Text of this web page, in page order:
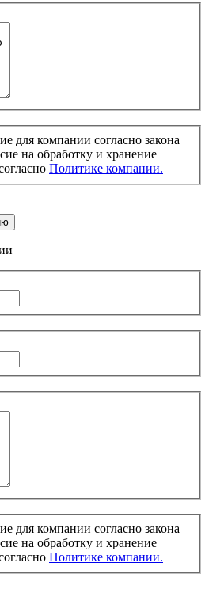
для компании согласно закона
на обработку и хранение
Политике компании.
для компании согласно закона
на обработку и хранение
Политике компании.